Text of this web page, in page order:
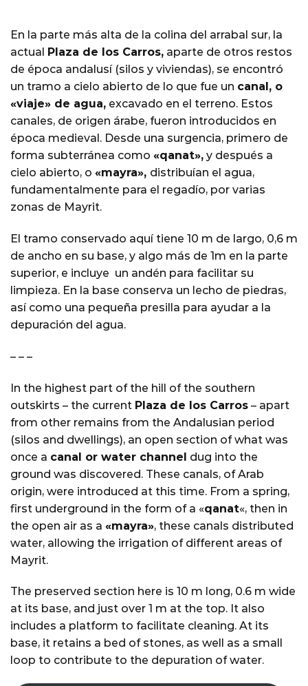
En la parte más alta de la colina del arrabal sur, la
actual Plaza de los Carros, aparte de otros restos
de época andalusí (silos y viviendas), se encontró
un tramo a cielo abierto de lo que fue un canal, o
«viaje» de agua, excavado en el terreno. Estos
canales, de origen árabe, fueron introducidos en
época medieval. Desde una surgencia, primero de
forma subterránea como «qanat», y después a
cielo abierto, o «mayra», distribuían el agua,
fundamentalmente para el regadío, por varias
zonas de Mayrit.
El tramo conservado aquí tiene 10 m de largo, 0,6 m
de ancho en su base, y algo más de 1m en la parte
superior, e incluye un andén para facilitar su
limpieza. En la base conserva un lecho de piedras,
así como una pequeña presilla para ayudar a la
depuración del agua.
– – –
In the highest part of the hill of the southern
outskirts – the current Plaza de los Carros – apart
from other remains from the Andalusian period
(silos and dwellings), an open section of what was
once a canal or water channel dug into the
ground was discovered. These canals, of Arab
origin, were introduced at this time. From a spring,
first underground in the form of a «qanat«, then in
the open air as a «mayra», these canals distributed
water, allowing the irrigation of different areas of
Mayrit.
The preserved section here is 10 m long, 0.6 m wide
at its base, and just over 1 m at the top. It also
includes a platform to facilitate cleaning. At its
base, it retains a bed of stones, as well as a small
loop to contribute to the depuration of water.